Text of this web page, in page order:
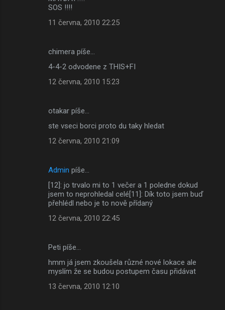
SOS !!!!
11 června, 2010 22:25
chimera píše…
4-4-2 odvodene z THIS+FI
12 června, 2010 15:23
otakar píše…
ste vseci borci proto du taky hledat
12 června, 2010 21:09
Admin píše…
[12]: jo trvalo mi to 1 večer a 1 poledne dokud
jsem to neprohledal celé[11]: Dík toto jsem buď
přehlédl nebo je to nově přídaný
12 června, 2010 22:45
Peti píše…
hmm já jsem zkoušela různé nové lokace ale
myslím že se budou postupem času přidávat
13 června, 2010 12:10